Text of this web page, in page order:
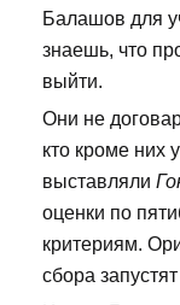
Балашов для
знаешь, что
выйти.
Они не
кто кроме них
выставляли
оценки по
критериям.
сбора